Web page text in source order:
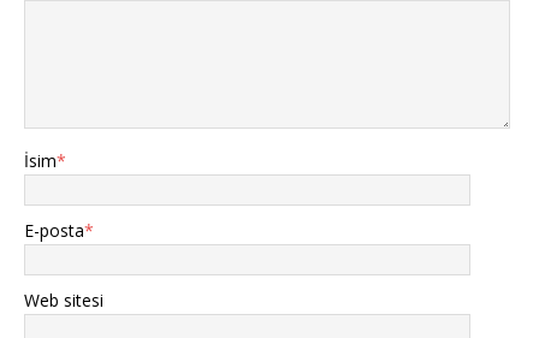
İsim*
E-posta*
Web sitesi